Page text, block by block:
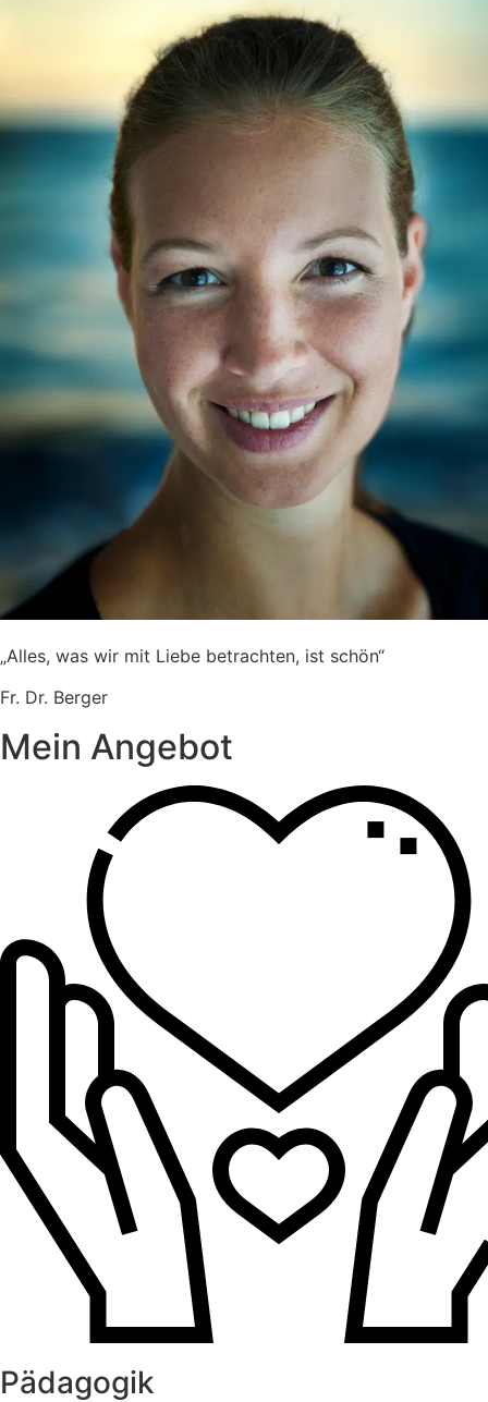
„Alles, was wir mit Liebe betrachten, ist schön“
Fr. Dr. Berger ​
Mein Angebot
Pädagogik